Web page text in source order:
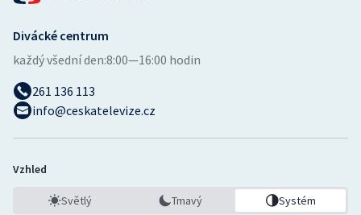
Divácké centrum
každý všední den:8:00—16:00 hodin
261 136 113
info@ceskatelevize.cz
Vzhled
Světlý Tmavý Systém